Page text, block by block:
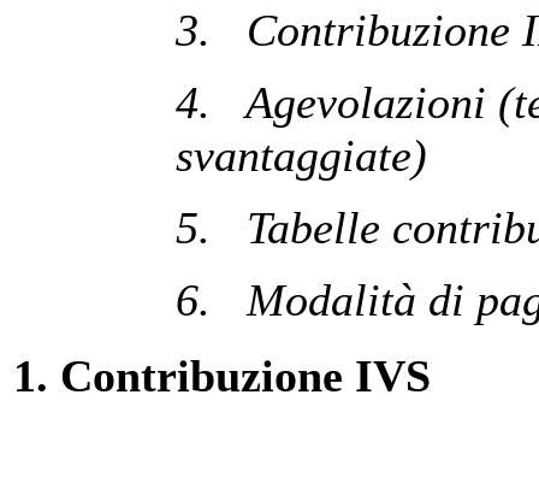
3. Contribuzione
4.Agevolazioni
svantaggiate)
5. Tabelle
6. Modalità di
1. Contribuzione IVS